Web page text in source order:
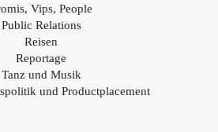
Vips, People
Public Relations
Reisen
Reportage
Tanz und Musik
und Productplacement